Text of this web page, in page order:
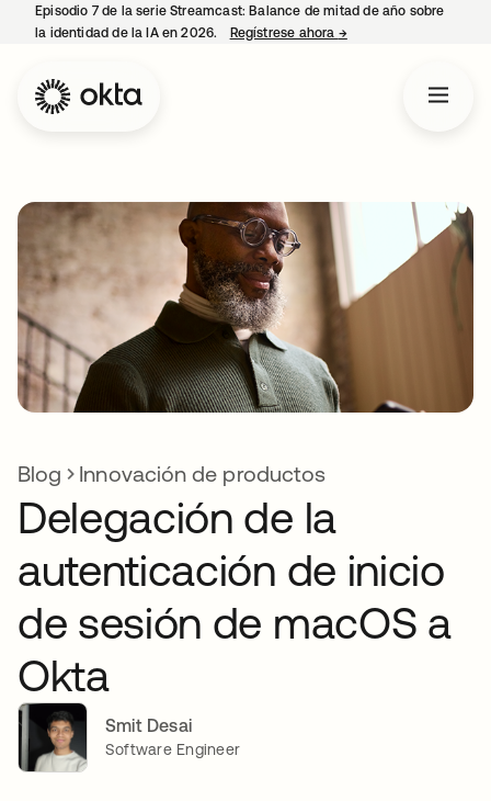
Episodio 7 de la serie Streamcast: Balance de mitad de año sobre
la identidad de la IA en 2026.
Regístrese ahora →se abre en una
Blog Innovación de productos
Delegación de la
autenticación de inicio
de sesión de macOS a
Okta
Smit Desai
Software Engineer